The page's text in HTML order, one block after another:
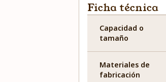
Ficha técnica
Capacidad o
tamaño
Materiales de
fabricación